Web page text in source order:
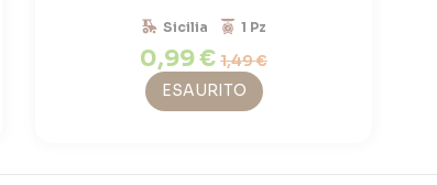
Sicilia 1 Pz
0,99 € 1,49 €
ESAURITO